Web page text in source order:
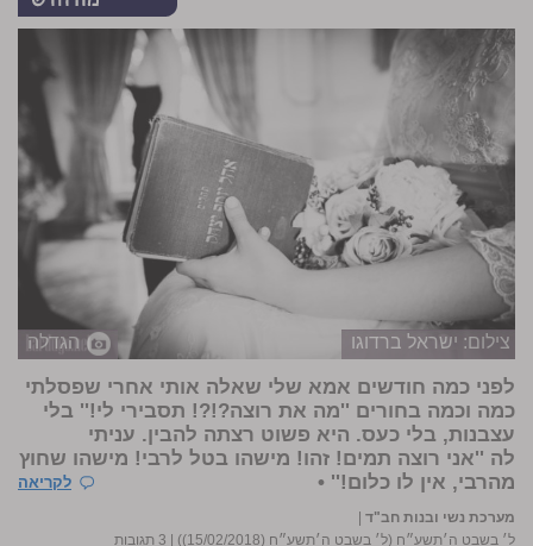
צילום: ישראל ברדוגו הגדלה
לפני כמה חודשים אמא שלי שאלה אותי אחרי שפסלתי
כמה וכמה בחורים ''מה את רוצה?!?! תסבירי לי!'' בלי
עצבנות, בלי כעס. היא פשוט רצתה להבין. עניתי
לה ''אני רוצה תמים! זהו! מישהו בטל לרבי! מישהו שחוץ
מהרבי, אין לו כלום!'' •
לקריאה
מערכת נשי ובנות חב"ד
ל׳ בשבט ה׳תשע״ח (ל׳ בשבט ה׳תשע״ח (15/02/2018))
3 תגובות